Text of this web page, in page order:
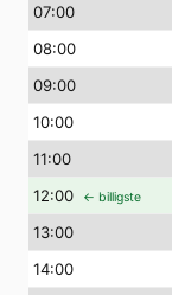
07:00
08:00
09:00
10:00
11:00
12:00 ← billigste
13:00
14:00